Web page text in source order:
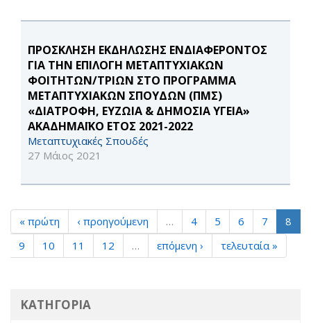
ΠΡΟΣΚΛΗΣΗ ΕΚΔΗΛΩΣΗΣ ΕΝΔΙΑΦΕΡΟΝΤΟΣ
ΓΙΑ ΤΗΝ ΕΠΙΛΟΓΗ ΜΕΤΑΠΤΥΧΙΑΚΩΝ
ΦΟΙΤΗΤΩΝ/ΤΡΙΩΝ ΣΤΟ ΠΡΟΓΡΑΜΜΑ
ΜΕΤΑΠΤΥΧΙΑΚΩΝ ΣΠΟΥΔΩΝ (ΠΜΣ)
«ΔΙΑΤΡΟΦΗ, ΕΥΖΩΙΑ & ΔΗΜΟΣΙΑ ΥΓΕΙΑ»
ΑΚΑΔΗΜΑΪΚΟ ΕΤΟΣ 2021-2022
Μεταπτυχιακές Σπουδές
27 Μάιος 2021
« πρώτη ‹ προηγούμενη … 4 5 6 7
8
9
10 11 12 … επόμενη › τελευταία »
ΚΑΤΗΓΟΡΙΑ